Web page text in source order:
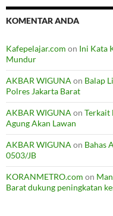
KOMENTAR ANDA
Kafepelajar.com on Ini Kata
Mundur
AKBAR WIGUNA on Balap
Polres Jakarta Barat
AKBAR WIGUNA on Terkait
Agung Akan Lawan
AKBAR WIGUNA on Bahas
0503/JB
KORANMETRO.com on
Barat dukung peningkatan